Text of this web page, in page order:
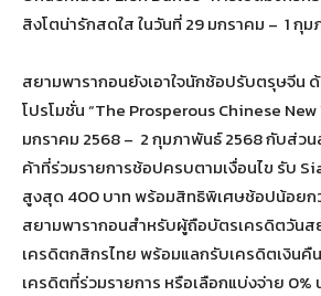
สิงโตน่ารักสดใส ในวันที่ 29 มกราคม – 1 กุ
สยามพารากอนยังเอาใจนักช้อปรับตรุษจีน
โปรโมชั่น “The Prosperous Chinese New
มกราคม 2568 – 2 กุมภาพันธ์ 2568 กับส่ว
ค้าที่ร่วมรายการช้อปครบตามเงื่อนไข รับ
สูงสุด 400 บาท พร้อมสิทธิพิเศษช้อปน้อยก
สยามพารากอนสำหรับผู้ถือบัตรเครดิตวันส
เครดิตกสิกรไทย พร้อมแลกรับเครดิตเงินคื
เครดิตที่ร่วมรายการ หรือเลือกแบ่งจ่าย 0%